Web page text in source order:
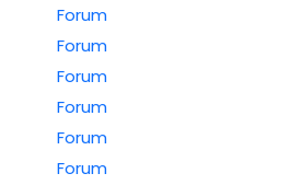
Forum
Forum
Forum
Forum
Forum
Forum